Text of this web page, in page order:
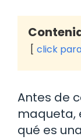
click
Antes de
maqueta,
qué es